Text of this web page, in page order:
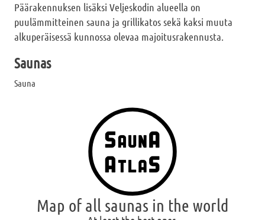
Päärakennuksen lisäksi Veljeskodin alueella on
puulämmitteinen sauna ja grillikatos sekä kaksi muuta
alkuperäisessä kunnossa olevaa majoitusrakennusta.
Saunas
Sauna
Map of all saunas in the world